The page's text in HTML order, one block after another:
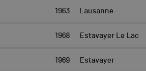
1963 Lausanne
1968 Estavayer Le Lac
1969 Estavayer